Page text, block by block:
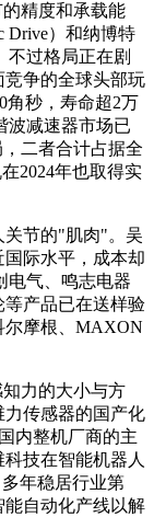
精度和承载能
Drive）和纳博特
不过格局正在剧
争的全球头部玩
角秒，寿命超2万
波减速器市场已
二者合计占据全
2024年也取得实
关节的"肌肉"。吴
际水平，成本却
电气、鸣志电器
产品已在送样验
尔摩根、MAXON
力的大小与方
传感器的国产化
内整机厂商的主
技在智能机器人
年稳居行业第
能自动化产线以解